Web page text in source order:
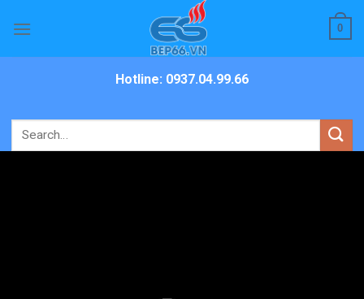
0
Hotline: 0937.04.99.66
Search
for: